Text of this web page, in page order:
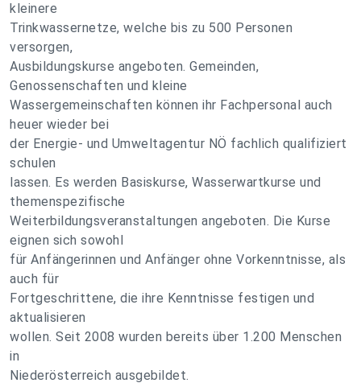
kleinere
Trinkwassernetze, welche bis zu 500 Personen
versorgen,
Ausbildungskurse angeboten. Gemeinden,
Genossenschaften und kleine
Wassergemeinschaften können ihr Fachpersonal auch
heuer wieder bei
der Energie- und Umweltagentur NÖ fachlich qualifiziert
schulen
lassen. Es werden Basiskurse, Wasserwartkurse und
themenspezifische
Weiterbildungsveranstaltungen angeboten. Die Kurse
eignen sich sowohl
für Anfängerinnen und Anfänger ohne Vorkenntnisse, als
auch für
Fortgeschrittene, die ihre Kenntnisse festigen und
aktualisieren
wollen. Seit 2008 wurden bereits über 1.200 Menschen
in
Niederösterreich ausgebildet.